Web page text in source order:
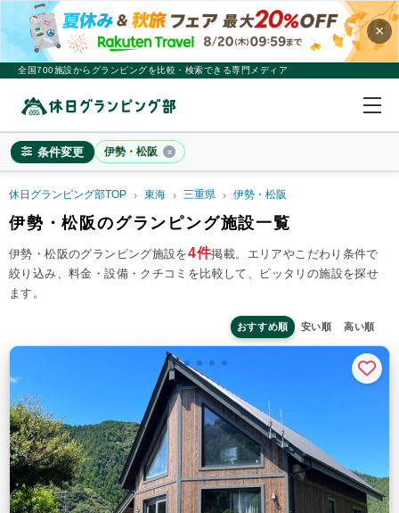
×
全国700施設からグランピングを比較・検索できる専門メディア
条件変更 伊勢・松阪
名 1室
料金目安※4名利用時の1名最安値
~20,000円/人
ペット連れ
コットンテント コテージ・ロッジ
バンガロー・キャビン 1組限定貸切
特徴・アクティビティ
BBQ サウナ・テントサウナ 焚火・キャンプファイヤー
温泉 プール 海水浴 ドッグラン 駅から徒歩15分以内
駅から送迎あり
休日グランピング部TOP 東海 三重県 伊勢・松阪
伊勢・松阪のグランピング施設一覧
伊勢・松阪のグランピング施設を4件掲載。 エリアやこだわり条件で
絞り込み、料金・設備・クチコミを比較して、ピッタリの施設を探せ
ます。
おすすめ順 安い順 高い順